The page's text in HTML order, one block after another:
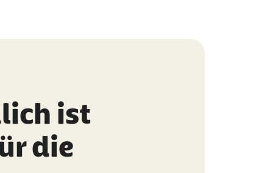
ist
die